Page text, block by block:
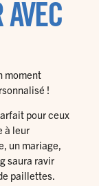
AVEC
moment
!
pour ceux
à leur
un mariage,
saura ravir
paillettes.